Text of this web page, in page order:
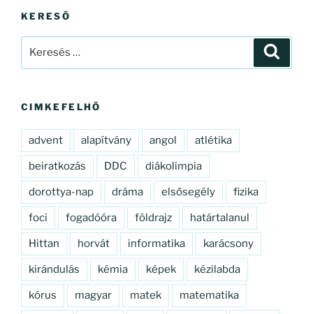
KERESŐ
CIMKEFELHŐ
advent alapítvány angol atlétika
beiratkozás DDC diákolimpia
dorottya-nap dráma elsősegély fizika
foci fogadóóra földrajz határtalanul
Hittan horvát informatika karácsony
kirándulás kémia képek kézilabda
kórus magyar matek matematika